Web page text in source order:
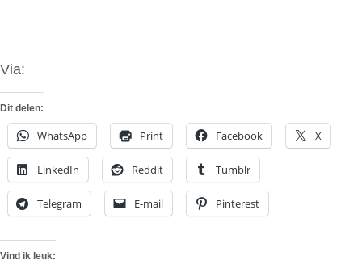
Via:
Dit delen:
WhatsApp Print Facebook X
LinkedIn Reddit Tumblr
Telegram E-mail Pinterest
Vind ik leuk: